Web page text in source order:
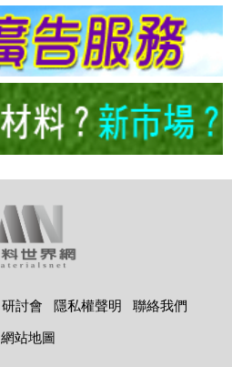
研討會 隱私權聲明
聯絡我們
網站地圖